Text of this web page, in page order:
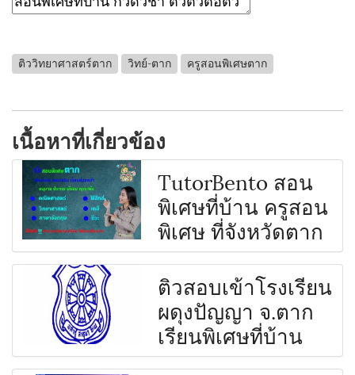
ติววิทยาศาสตร์ตาก วิทย์-ตาก ครูสอนพิเศษตาก
เนื้อหาที่เกี่ยวข้อง
TutorBento สอน
พิเศษที่บ้าน ครูสอน
พิเศษ ที่จังหวัดตาก
ติวสอบเข้าโรงเรียน
ผดุงปัญญา จ.ตาก
เรียนพิเศษที่บ้าน